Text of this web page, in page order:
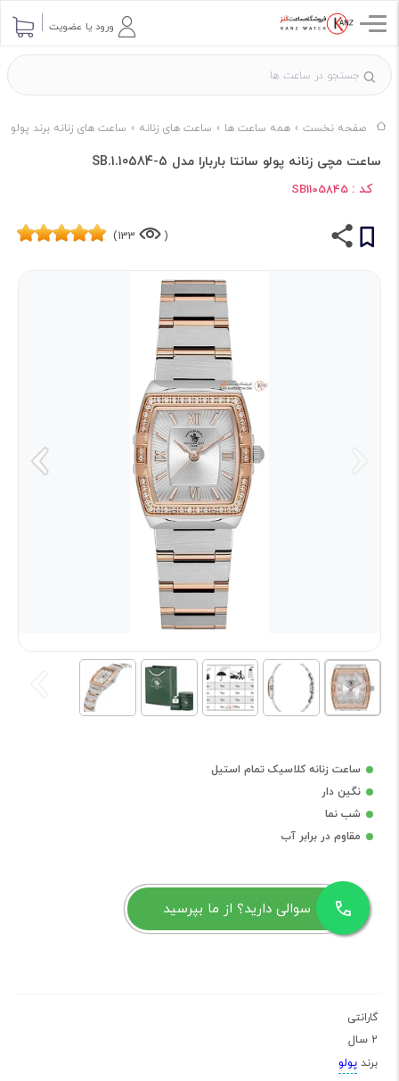
ورود یا عضویت
صفحه نخست همه ساعت ها ساعت های زنانه ساعت های زنانه برند پولو
ساعت مچی زنانه پولو سانتا باربارا مدل SB.1.10584-5
کد : SB1105845
(
133)
ساعت زنانه کلاسیک تمام استیل
نگین دار
شب نما
مقاوم در برابر آب
سوالی دارید؟ از ما بپرسید
گارانتی
2 سال
برند پولو